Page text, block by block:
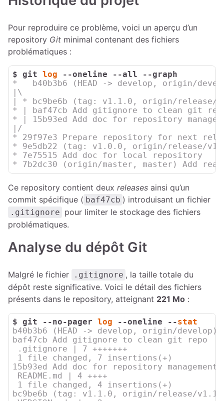
Pour reproduire ce problème, voici un aperçu d’un
repository Git minimal contenant des fichiers
problématiques :
$ git log --oneline --all --graph
*   b40b3b6 (HEAD -> develop, origin/
|\
| * bc9be6b (tag: v1.1.0, origin/release/
* | baf47cb Add gitignore to clean git
* | 15b93ed Add doc for repository
|/
* 29f97e3 Prepare repository for next
* 9e5db22 (tag: v1.0.0, origin/release/
* 7e75515 Add doc for local repository
* 7b2dc30 (origin/master, master) Add
Ce repository contient deux releases ainsi qu’un
commit spécifique ( baf47cb ) introduisant un fichier
.gitignore pour limiter le stockage des fichiers
problématiques.
Analyse du dépôt Git
Malgré le fichier .gitignore , la taille totale du
dépôt reste significative. Voici le détail des fichiers
présents dans le repository, atteignant 221 Mo :
$ git --no-pager log --oneline --stat
b40b3b6 (HEAD -> develop, origin/
baf47cb Add gitignore to clean git repo
.gitignore | 7 +++++++
1 file changed, 7 insertions(+)
15b93ed Add doc for repository management
README.md | 4 ++++
1 file changed, 4 insertions(+)
bc9be6b (tag: v1.1.0, origin/release/